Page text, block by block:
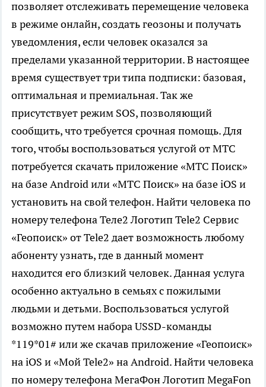
позволяет отслеживать перемещение человека
в режиме онлайн, создать геозоны и получать
уведомления, если человек оказался за
пределами указанной территории. В настоящее
время существует три типа подписки: базовая,
оптимальная и премиальная. Так же
присутствует режим SOS, позволяющий
сообщить, что требуется срочная помощь. Для
того, чтобы воспользоваться услугой от МТС
потребуется скачать приложение «МТС Поиск»
на базе Android или «МТС Поиск» на базе iOS и
установить на свой телефон. Найти человека по
номеру телефона Теле2 Логотип Tele2 Сервис
«Геопоиск» от Tele2 дает возможность любому
абоненту узнать, где в данный момент
находится его близкий человек. Данная услуга
особенно актуально в семьях с пожилыми
людьми и детьми. Воспользоваться услугой
возможно путем набора USSD-команды
*119*01# или же скачав приложение «Геопоиск»
на iOS и «Мой Tele2» на Android. Найти человека
по номеру телефона МегаФон Логотип MegaFon